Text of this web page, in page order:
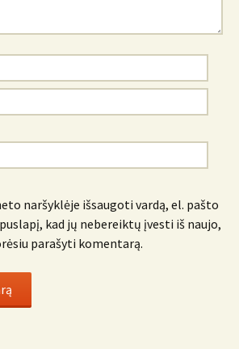
naršyklėje išsaugoti vardą, el. pašto
kad jų nebereiktų įvesti iš naujo,
parašyti komentarą.